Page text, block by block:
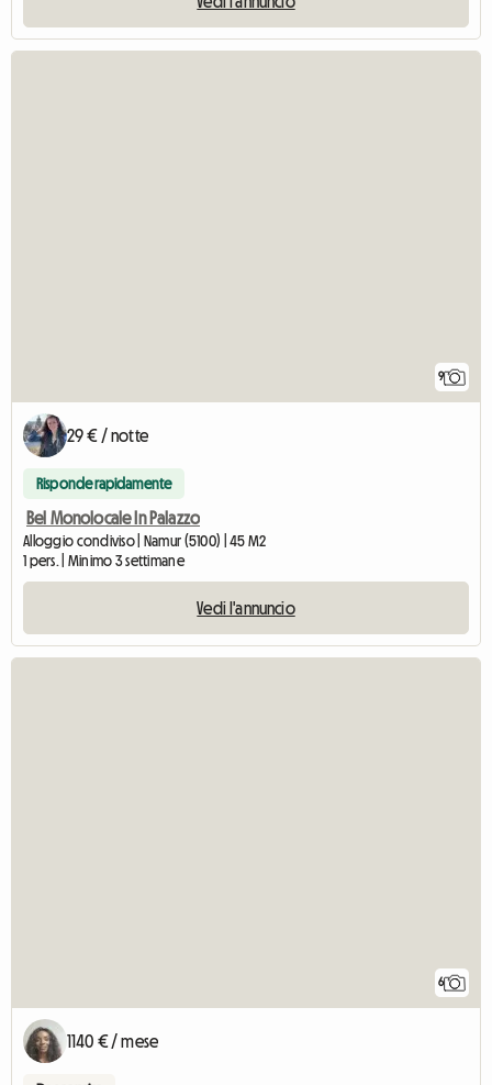
9
29 € / notte
Risponde rapidamente
Bel Monolocale In Palazzo
Alloggio condiviso | Namur (5100) | 45 M2
1 pers. | Minimo 3 settimane
Vedi l'annuncio
6
1140 € / mese